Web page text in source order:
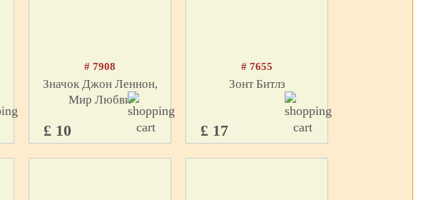
# 7908
Значок Джон Леннон,
Мир Любви
£ 10
# 7655
Зонт Битлз
£ 17